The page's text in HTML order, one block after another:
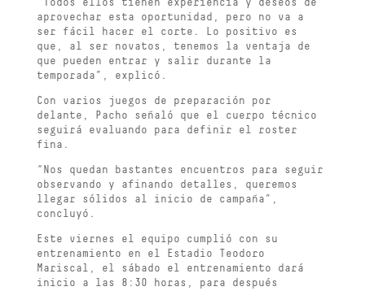
“Todos ellos tienen experiencia y deseos de
aprovechar esta oportunidad, pero no va a
ser fácil hacer el corte. Lo positivo es
que, al ser novatos, tenemos la ventaja de
que pueden entrar y salir durante la
temporada”, explicó.
Con varios juegos de preparación por
delante, Pacho señaló que el cuerpo técnico
seguirá evaluando para definir el roster
fina.
“Nos quedan bastantes encuentros para seguir
observando y afinando detalles, queremos
llegar sólidos al inicio de campaña”,
concluyó.
Este viernes el equipo cumplió con su
entrenamiento en el Estadio Teodoro
Mariscal, el sábado el entrenamiento dará
inicio a las 8:30 horas, para después